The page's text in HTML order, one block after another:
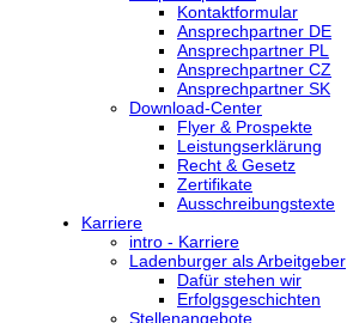
Kontaktformular
Ansprechpartner DE
Ansprechpartner PL
Ansprechpartner CZ
Ansprechpartner SK
Download-Center
Flyer & Prospekte
Leistungserklärung
Recht & Gesetz
Zertifikate
Ausschreibungstexte
Karriere
intro - Karriere
Ladenburger als Arbeitgeber
Dafür stehen wir
Erfolgsgeschichten
Stellenangebote